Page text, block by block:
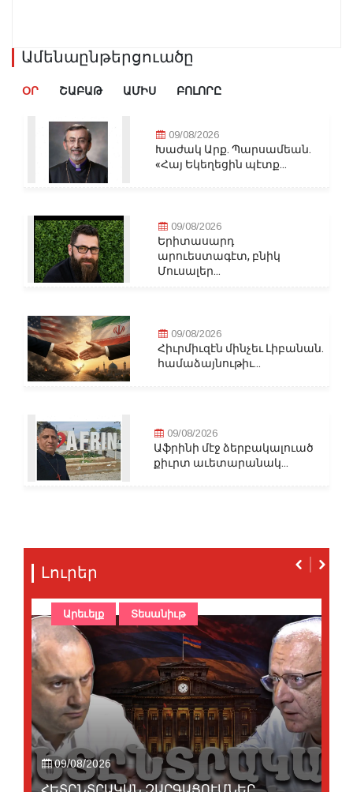
Ամենաընթերցուածը
ՕՐ ՇԱԲԱԹ ԱՄԻՍ ԲՈԼՈՐԸ
09/08/2026
Խաժակ Արք. Պարսամեան.
«Հայ Եկեղեցին պէտք...
09/08/2026
Երիտասարդ
արուեստագէտ, բնիկ
Մուսալեր...
09/08/2026
Հիւրմիւզէն մինչեւ Լիբանան.
համաձայնութիւ...
09/08/2026
Աֆրինի մէջ ձերբակալուած
քիւրտ աւետարանակ...
Լուրեր
09/08/2026
Արեւելք Տեսանիւթ